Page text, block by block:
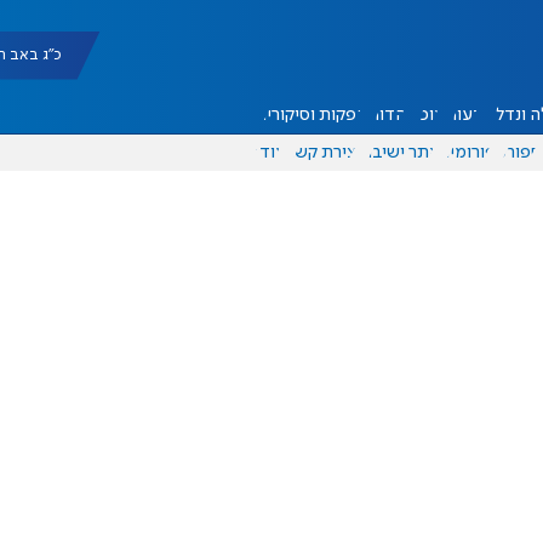
כ"ג באב תשפ"ו
ונדל"ן דעות אוכל יהדות הפקות וסיקורים
ספורט פורומים אתר ישיבה יצירת קשר עוד